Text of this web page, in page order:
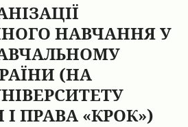
НАВЧАННЯ У
(НА
ПРАВА «КРОК»)